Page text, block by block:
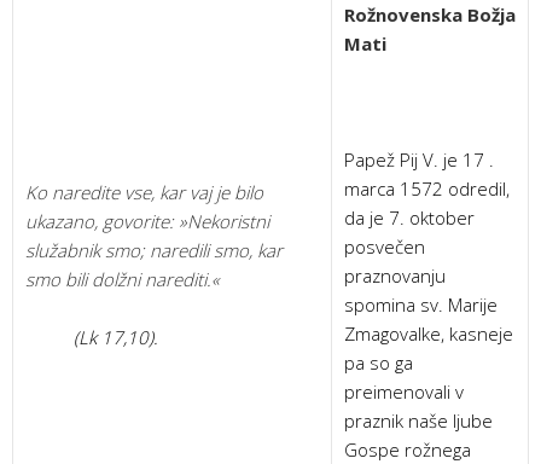
Ko naredite vse, kar vaj je bilo
ukazano, govorite: »Nekoristni
služabnik smo; naredili smo, kar
smo bili dolžni narediti.«
(Lk 17,10).
Rožnovenska Božja
Mati
Papež Pij V. je 17 .
marca 1572 odredil,
da je 7. oktober
posvečen
praznovanju
spomina sv. Marije
Zmagovalke, kasneje
pa so ga
preimenovali v
praznik naše ljube
Gospe rožnega